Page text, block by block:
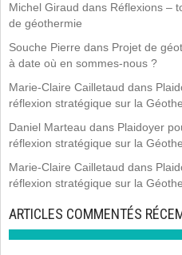
Michel Giraud dans Réflexions –
de géothermie
Souche Pierre dans Projet de
à date où en sommes-nous ?
Marie-Claire Cailletaud dans
réflexion stratégique sur la
Daniel Marteau dans Plaidoyer
réflexion stratégique sur la
Marie-Claire Cailletaud dans
réflexion stratégique sur la
ARTICLES COMMENTÉS